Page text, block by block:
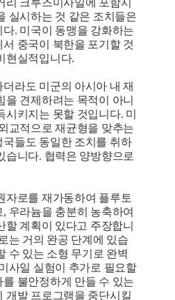
리 크루즈미사일에 포함시
실시하는 것 같은 조치들은
. 미국이 동맹을 강화하는
중국이 북한을 포기할 것
현실적입니다.
라도 미군의 아시아 내 재
을 견제하려는 목적이 아니
시키지는 못할 것입니다. 미
교적으로 재균형을 맞추는
들도 동일한 조치를 취하
습니다. 협력은 양방향으로
자로를 재가동하여 플루토
우라늄을 충분히 농축하여
할 계획이 있다고 주장합니
는 거의 완공 단계에 있습
수 있는 소형 무기로 완벽
사일 실험이 추가로 필요할
불안정하게 만들 수 있는
개발 프로그램을 중단시킬